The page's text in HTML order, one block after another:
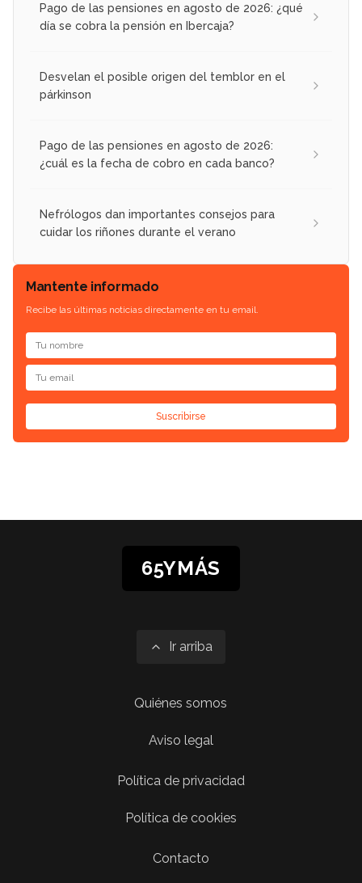
Pago de las pensiones en agosto de 2026: ¿qué
día se cobra la pensión en Ibercaja?
Desvelan el posible origen del temblor en el
párkinson
Pago de las pensiones en agosto de 2026:
¿cuál es la fecha de cobro en cada banco?
Nefrólogos dan importantes consejos para
cuidar los riñones durante el verano
Mantente informado
Recibe las últimas noticias directamente en tu email.
Suscribirse
65YMÁS
Ir arriba
Quiénes somos
Aviso legal
Política de privacidad
Política de cookies
Contacto